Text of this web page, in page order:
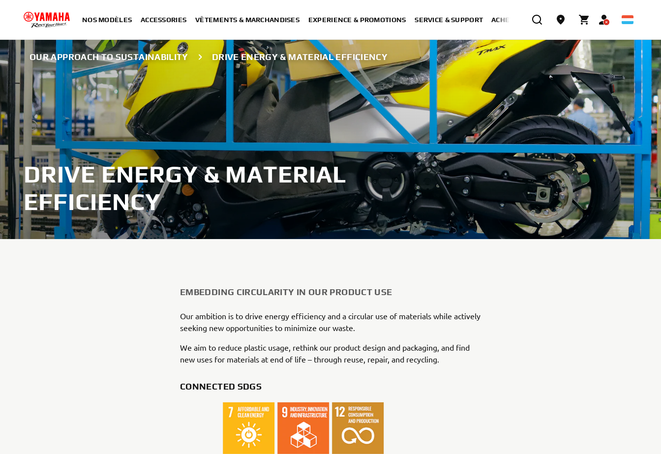
NOS MODÈLES ACCESSORIES VÊTEMENTS & MARCHANDISES EXPERIENCE & PROMOTIONS SERVICE & SUPPORT ACHETER MAINTENANT
OUR APPROACH TO SUSTAINABILITY DRIVE ENERGY & MATERIAL EFFICIENCY
DRIVE ENERGY & MATERIAL
EFFICIENCY
EMBEDDING CIRCULARITY IN OUR PRODUCT USE
Our ambition is to drive energy efficiency and a circular use of materials while actively
seeking new opportunities to minimize our waste.
We aim to reduce plastic usage, rethink our product design and packaging, and find
new uses for materials at end of life – through reuse, repair, and recycling.
CONNECTED SDGS